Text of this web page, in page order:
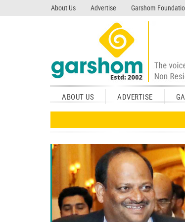
About Us Advertise Garshom
garshom.com
ABOUT US ADVERTISE